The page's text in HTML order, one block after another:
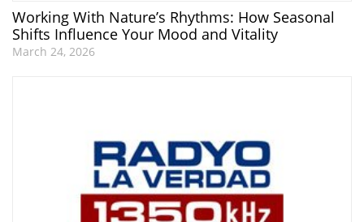
Working With Nature’s Rhythms: How Seasonal
Shifts Influence Your Mood and Vitality
March 24, 2026